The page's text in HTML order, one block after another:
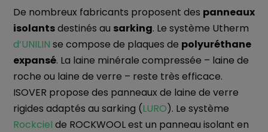
De nombreux fabricants proposent des panneaux
isolantsdestinés au sarking. Le système Utherm
d’UNILIN se compose de plaques de polyuréthane
expansé. La laine minérale compressée – laine de
roche ou laine de verre – reste très efficace.
ISOVER propose des panneaux de laine de verre
rigides adaptés au sarking (LURO). Le système
Rockciel de ROCKWOOL est un panneau isolant en